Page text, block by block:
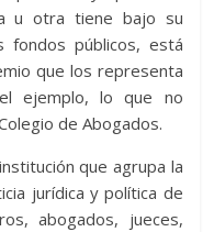
u otra tiene bajo su
fondos públicos, está
que los representa
ejemplo, lo que no
de Abogados.
que agrupa la
jurídica y política de
abogados, jueces,